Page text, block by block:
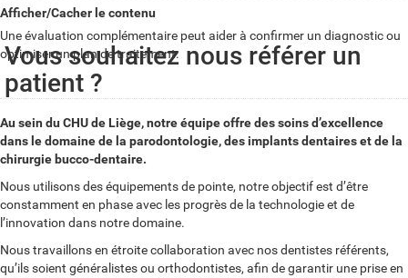
Afficher/Cacher le contenu
Une évaluation complémentaire peut aider à confirmer un diagnostic ou
optimiser un plan de traitement.
Vous souhaitez nous référer un
patient ?
Au sein du CHU de Liège, notre équipe offre des soins d’excellence
dans le domaine de la parodontologie, des implants dentaires et de la
chirurgie bucco-dentaire.
Nous utilisons des équipements de pointe, notre objectif est d’être
constamment en phase avec les progrès de la technologie et de
l’innovation dans notre domaine.
Nous travaillons en étroite collaboration avec nos dentistes référents,
qu’ils soient généralistes ou orthodontistes, afin de garantir une prise en